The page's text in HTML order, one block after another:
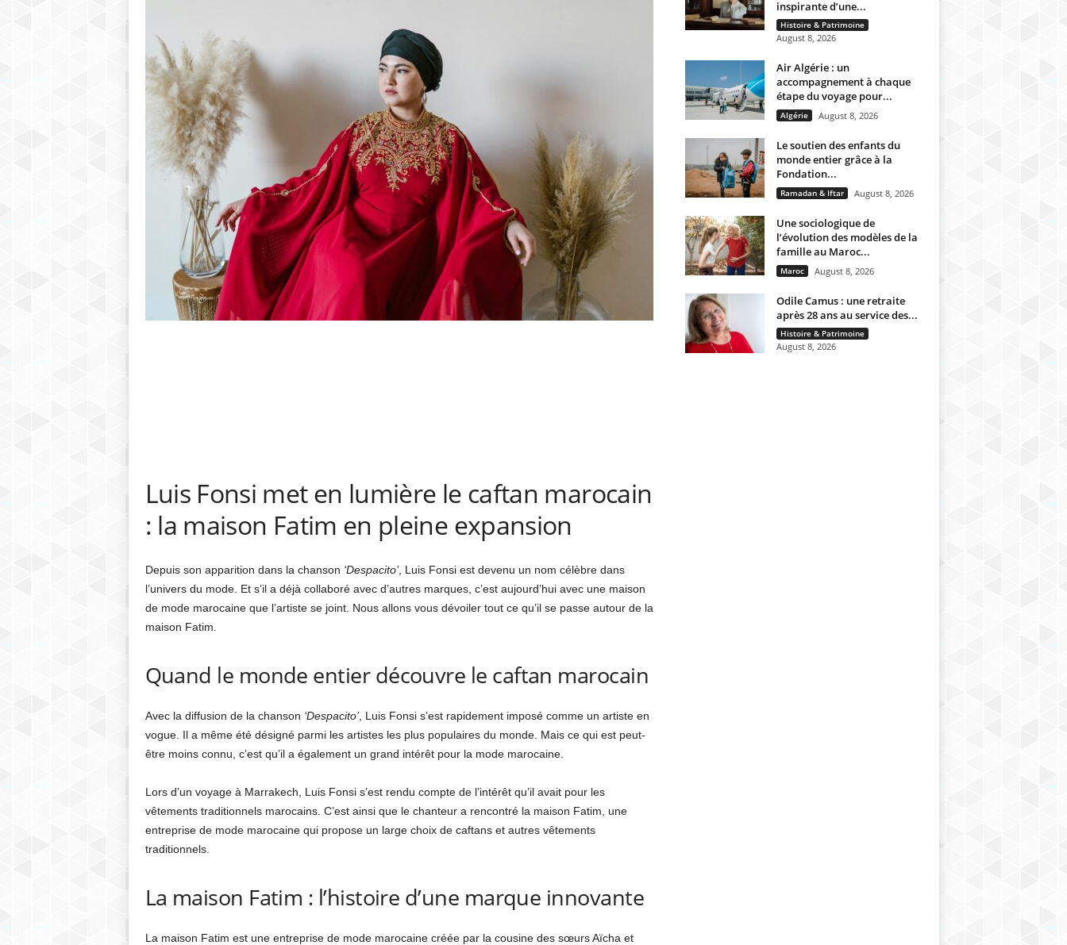
b
Luis Fonsi met en lumière le caftan marocain
: la maison Fatim en pleine expansion
Depuis son apparition dans la chanson ‘Despacito’, Luis Fonsi est devenu un nom célèbre dans
l’univers du mode. Et s’il a déjà collaboré avec d’autres marques, c’est aujourd’hui avec une maison
de mode marocaine que l’artiste se joint. Nous allons vous dévoiler tout ce qu’il se passe autour de la
maison Fatim.
Quand le monde entier découvre le caftan marocain
Avec la diffusion de la chanson ‘Despacito’, Luis Fonsi s’est rapidement imposé comme un artiste en
vogue. Il a même été désigné parmi les artistes les plus populaires du monde. Mais ce qui est peut-
être moins connu, c’est qu’il a également un grand intérêt pour la mode marocaine.
Lors d’un voyage à Marrakech, Luis Fonsi s’est rendu compte de l’intérêt qu’il avait pour les
vêtements traditionnels marocains. C’est ainsi que le chanteur a rencontré la maison Fatim, une
entreprise de mode marocaine qui propose un large choix de caftans et autres vêtements
traditionnels.
La maison Fatim : l’histoire d’une marque innovante
La maison Fatim est une entreprise de mode marocaine créée par la cousine des sœurs Aïcha et
inspirante d’une...
Histoire & Patrimoine
August 8, 2026
Air Algérie : un
accompagnement à chaque
étape du voyage pour...
Algérie August 8, 2026
Le soutien des enfants du
monde entier grâce à la
Fondation...
Ramadan & Iftar August 8, 2026
Une sociologique de
l’évolution des modèles de la
famille au Maroc...
Maroc August 8, 2026
Odile Camus : une retraite
après 28 ans au service des...
Histoire & Patrimoine
August 8, 2026